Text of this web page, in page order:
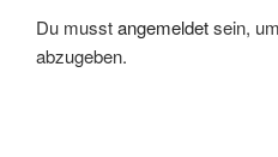
Du musstangemeldetsein,
abzugeben.